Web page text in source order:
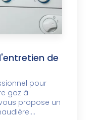
de
pour
gaz à
propose un